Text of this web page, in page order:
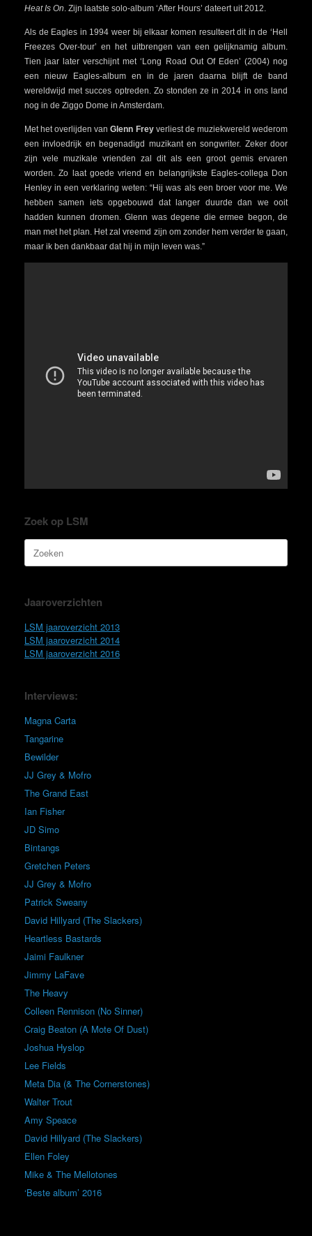
Heat Is On. Zijn laatste solo-album ‘After Hours’ dateert uit 2012.
Als de Eagles in 1994 weer bij elkaar komen resulteert dit in de ‘Hell
Freezes Over-tour’ en het uitbrengen van een gelijknamig album.
Tien jaar later verschijnt met ‘Long Road Out Of Eden’ (2004) nog
een nieuw Eagles-album en in de jaren daarna blijft de band
wereldwijd met succes optreden. Zo stonden ze in 2014 in ons land
nog in de Ziggo Dome in Amsterdam.
Met het overlijden van Glenn Freyverliest de muziekwereld wederom
een invloedrijk en begenadigd muzikant en songwriter. Zeker door
zijn vele muzikale vrienden zal dit als een groot gemis ervaren
worden. Zo laat goede vriend en belangrijkste Eagles-collega Don
Henley in een verklaring weten: “Hij was als een broer voor me. We
hebben samen iets opgebouwd dat langer duurde dan we ooit
hadden kunnen dromen. Glenn was degene die ermee begon, de
man met het plan. Het zal vreemd zijn om zonder hem verder te gaan,
maar ik ben dankbaar dat hij in mijn leven was.”
Zoek op LSM
naar:
Jaaroverzichten
LSM jaaroverzicht 2013
LSM jaaroverzicht 2014
LSM jaaroverzicht 2016
Interviews:
Magna Carta
Tangarine
Bewilder
JJ Grey & Mofro
The Grand East
Ian Fisher
JD Simo
Bintangs
Gretchen Peters
JJ Grey & Mofro
Patrick Sweany
David Hillyard (The Slackers)
Heartless Bastards
Jaimi Faulkner
Jimmy LaFave
The Heavy
Colleen Rennison (No Sinner)
Craig Beaton (A Mote Of Dust)
Joshua Hyslop
Lee Fields
Meta Dia (& The Cornerstones)
Walter Trout
Amy Speace
David Hillyard (The Slackers)
Ellen Foley
Mike & The Mellotones
‘Beste album’ 2016